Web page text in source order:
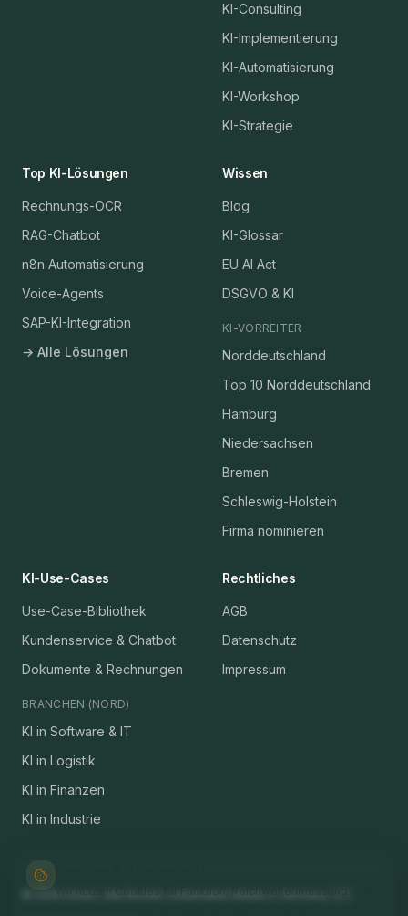
KI-Consulting
KI-Implementierung
KI-Automatisierung
KI-Workshop
KI-Strategie
Top KI-Lösungen
Rechnungs-OCR
RAG-Chatbot
n8n Automatisierung
Voice-Agents
SAP-KI-Integration
→ Alle Lösungen
Wissen
Blog
KI-Glossar
EU AI Act
DSGVO & KI
KI-VORREITER
Norddeutschland
Top 10 Norddeutschland
Hamburg
Niedersachsen
Bremen
Schleswig-Holstein
Firma nominieren
KI-Use-Cases
Use-Case-Bibliothek
Kundenservice & Chatbot
Dokumente & Rechnungen
BRANCHEN (NORD)
KI in Software & IT
KI in Logistik
KI in Finanzen
KI in Industrie
Rechtliches
AGB
Datenschutz
Impressum